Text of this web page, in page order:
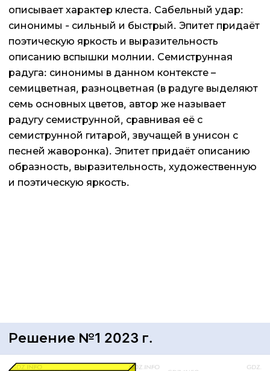
описывает характер клеста. Сабельный удар:
синонимы - сильный и быстрый. Эпитет придаёт
поэтическую яркость и выразительность
описанию вспышки молнии. Семиструнная
радуга: синонимы в данном контексте –
семицветная, разноцветная (в радуге выделяют
семь основных цветов, автор же называет
радугу семиструнной, сравнивая её с
семиструнной гитарой, звучащей в унисон с
песней жаворонка). Эпитет придаёт описанию
образность, выразительность, художественную
и поэтическую яркость.
Решение №1 2023 г.